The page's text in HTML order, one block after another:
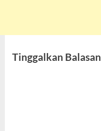
Tinggalkan Balasan